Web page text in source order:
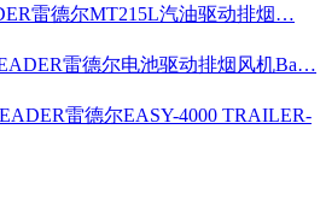
雷德尔MT215L汽油驱动排烟…
雷德尔电池驱动排烟风机Ba…
雷德尔EASY-4000 TRAILER-